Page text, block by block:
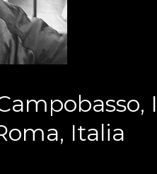
Italia